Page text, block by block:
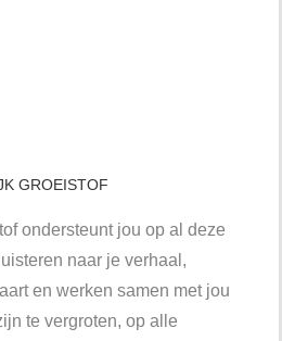
GROEISTOF
ondersteunt jou op al deze
naar je verhaal,
en werken samen met jou
te vergroten, op alle